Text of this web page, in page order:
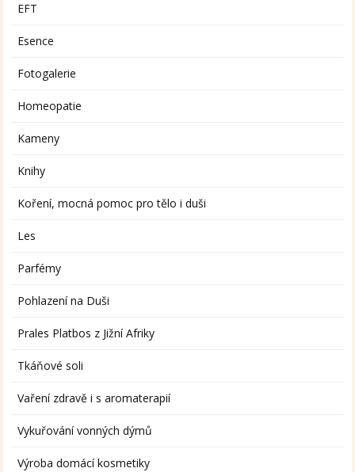
EFT
Esence
Fotogalerie
Homeopatie
Kameny
Knihy
Koření, mocná pomoc pro tělo i duši
Les
Parfémy
Pohlazení na Duši
Prales Platbos z Jižní Afriky
Tkáňové soli
Vaření zdravě i s aromaterapií
Vykuřování vonných dýmů
Výroba domácí kosmetiky